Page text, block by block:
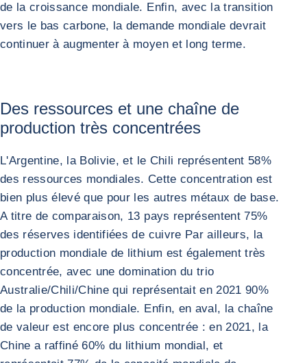
de la croissance mondiale. Enfin, avec la transition
vers le bas carbone, la demande mondiale devrait
continuer à augmenter à moyen et long terme.
Des ressources et une chaîne de
production très concentrées
L'Argentine, la Bolivie, et le Chili représentent 58%
des ressources mondiales. Cette concentration est
bien plus élevé que pour les autres métaux de base.
A titre de comparaison, 13 pays représentent 75%
des réserves identifiées de cuivre Par ailleurs, la
production mondiale de lithium est également très
concentrée, avec une domination du trio
Australie/Chili/Chine qui représentait en 2021 90%
de la production mondiale. Enfin, en aval, la chaîne
de valeur est encore plus concentrée : en 2021, la
Chine a raffiné 60% du lithium mondial, et